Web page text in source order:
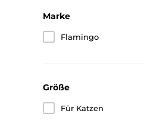
Marke
Flamingo
Größe
Für Katzen